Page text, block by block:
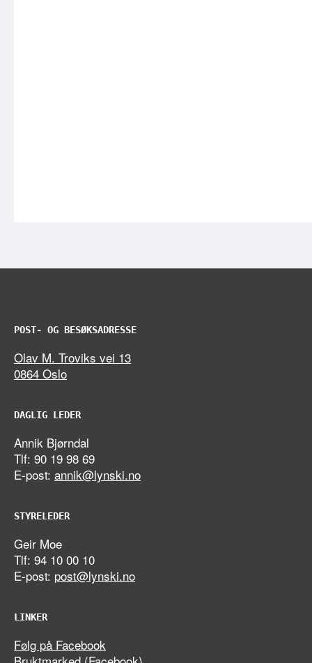
POST- OG BESØKSADRESSE
Olav M. Troviks vei 13
0864 Oslo
DAGLIG LEDER
Annik Bjørndal
Tlf: 90 19 98 69
E-post: annik@lynski.no
STYRELEDER
Geir Moe
Tlf: 94 10 00 10
E-post: post@lynski.no
LINKER
Følg på Facebook